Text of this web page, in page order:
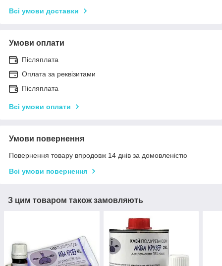
Всі умови доставки
Умови оплати
Післяплата
Оплата за реквізитами
Післяплата
Всі умови оплати
Умови повернення
Повернення товару впродовж 14 днів за домовленістю
Всі умови повернення
З цим товаром також замовляють